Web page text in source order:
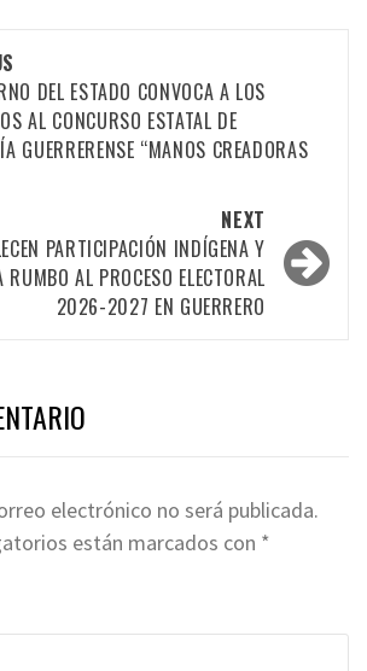
DEL ESTADO CONVOCA A LOS
AL CONCURSO ESTATAL DE
GUERRERENSE “MANOS CREADORAS
NEXT
PARTICIPACIÓN INDÍGENA Y
RUMBO AL PROCESO ELECTORAL
2026-2027 EN GUERRERO
electrónico no será publicada.
están marcados con *